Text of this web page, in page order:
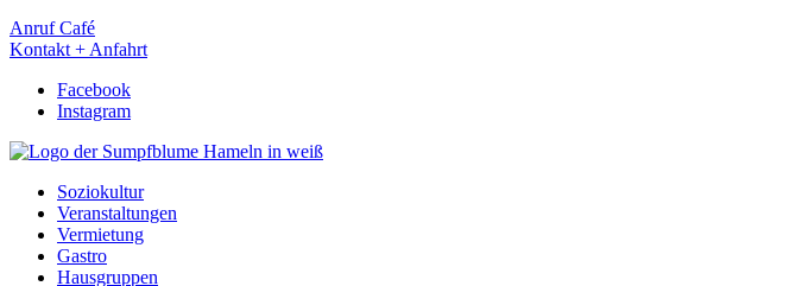
Anruf Café
Kontakt + Anfahrt
Facebook
Instagram
Soziokultur
Veranstaltungen
Vermietung
Gastro
Hausgruppen